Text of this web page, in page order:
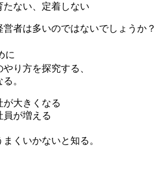
たない、定着しない
者は多いのではないでしょうか？
に
り方を探究する、
。
大きくなる
員が増える
くいかないと知る。